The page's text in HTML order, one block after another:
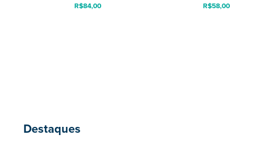
Destaques
R$84,00 R$58,00